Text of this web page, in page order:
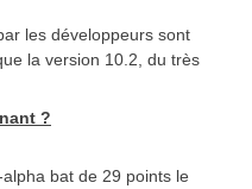
les développeurs sont
la version 10.2, du très
?
bat de 29 points le